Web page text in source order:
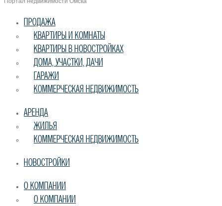
ПРОДАЖА
КВАРТИРЫ И КОМНАТЫ
КВАРТИРЫ В НОВОСТРОЙКАХ
ДОМА, УЧАСТКИ, ДАЧИ
ГАРАЖИ
КОММЕРЧЕСКАЯ НЕДВИЖИМОСТЬ
АРЕНДА
ЖИЛЬЯ
КОММЕРЧЕСКАЯ НЕДВИЖИМОСТЬ
НОВОСТРОЙКИ
О КОМПАНИИ
О КОМПАНИИ